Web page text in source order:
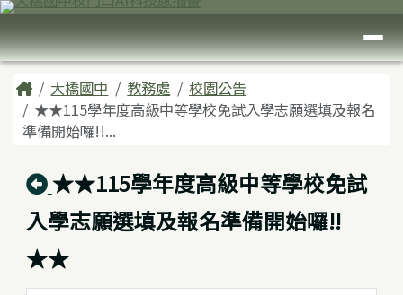
跳至主內容區
臺南市大橋國中
導覽列
主內容區域
Home大橋國中 教務處
校園公告
★★115學年度高級中等學校免試入學志願選填及報名
準備開始囉!!...
回上頁
★★115學年度高級中等學校免試
入學志願選填及報名準備開始囉!!
★★
頁尾區域